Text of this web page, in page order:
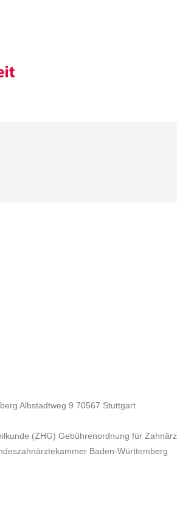
Albstadtweg 9 70567 Stuttgart
(ZHG) Gebührenordnung für
Baden-Württemberg